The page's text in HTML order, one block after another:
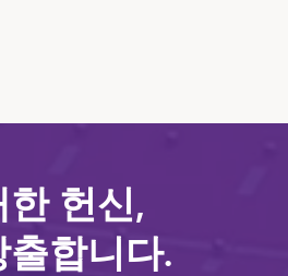
헌신,
합니다.